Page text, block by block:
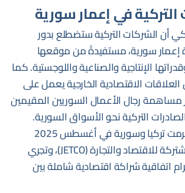
التركية في إعمار سورية
أن الشركات التركية ستضطلع بدور
سورية، مستفيدةً من موقعها
الإنتاجية والصناعية واللوجستية. كما
الاقتصادية الخارجية يعمل على
مساهمة رجال الأعمال السوريين المقيمين
التركية نحو الأسواق السورية.
وفي هذا الإطار، أبرمت تركيا وسورية في أغسطس 2025
اتفاقية اللجنة المشتركة للاقتصاد والتجارة (JETCO)، وتجري
اتفاقية شراكة اقتصادية شاملة بين